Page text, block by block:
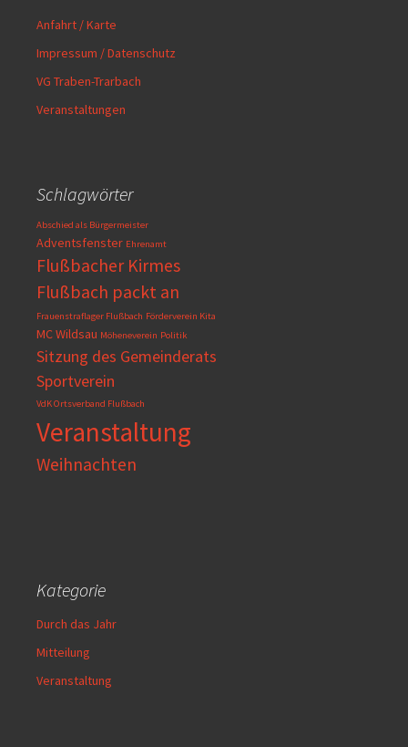
Anfahrt / Karte
Impressum / Datenschutz
VG Traben-Trarbach
Veranstaltungen
Schlagwörter
Abschied als Bürgermeister
Adventsfenster Ehrenamt
Flußbacher Kirmes
Flußbach packt an
Frauenstraflager Flußbach Förderverein Kita
MC Wildsau Möheneverein Politik
Sitzung des Gemeinderats
Sportverein
VdK Ortsverband Flußbach
Veranstaltung
Weihnachten
Kategorie
Durch das Jahr
Mitteilung
Veranstaltung